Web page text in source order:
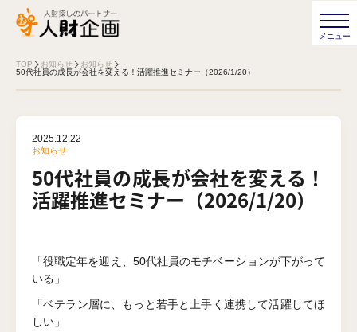
TOP お知らせ
お知らせ
50代社員の成長が会社を変える！活躍推進セミナー（2026/1/20）
2025.12.22
お知らせ
50代社員の成長が会社を変える！
活躍推進セミナー（2026/1/20）
「役職定年を迎え、50代社員のモチベーションが下がって
いる」
「ベテラン層に、もっと若手と上手く連携して活躍してほ
しい」